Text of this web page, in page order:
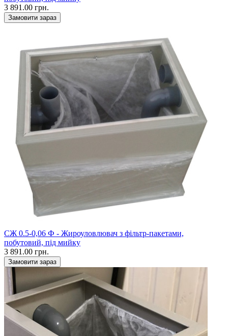
3 891.00 грн.
Замовити зараз
CЖ 0.5-0,06 Ф - Жироуловлювач з фільтр-пакетами,
побутовий, під мийку
3 891.00 грн.
Замовити зараз